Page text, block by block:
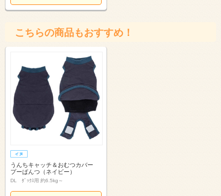
こちらの商品もおすすめ！
うんちキャッチ＆おむつカバー
プーぱんつ（ネイビー）
DL ﾀﾞｯｸｽ用 約6.5kg～